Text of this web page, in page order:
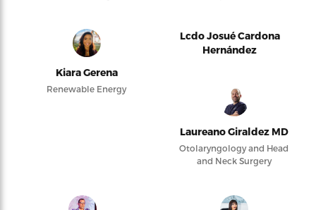
Kiara Gerena
Renewable Energy
Lcdo Josué Cardona
Hernández
Laureano Giraldez MD
Otolaryngology and Head
and Neck Surgery